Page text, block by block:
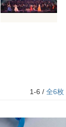
1-6 / 全6枚